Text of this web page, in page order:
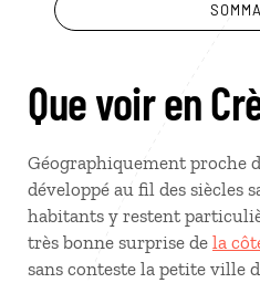
Que voir en
Géographiquement proche
développé au fil des siècles
habitants y restent
très bonne surprise de la
sans conteste la petite ville